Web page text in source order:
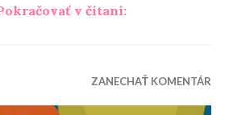
v čítaní:„Už je to tu!
ZANECHAŤ KOMENTÁR